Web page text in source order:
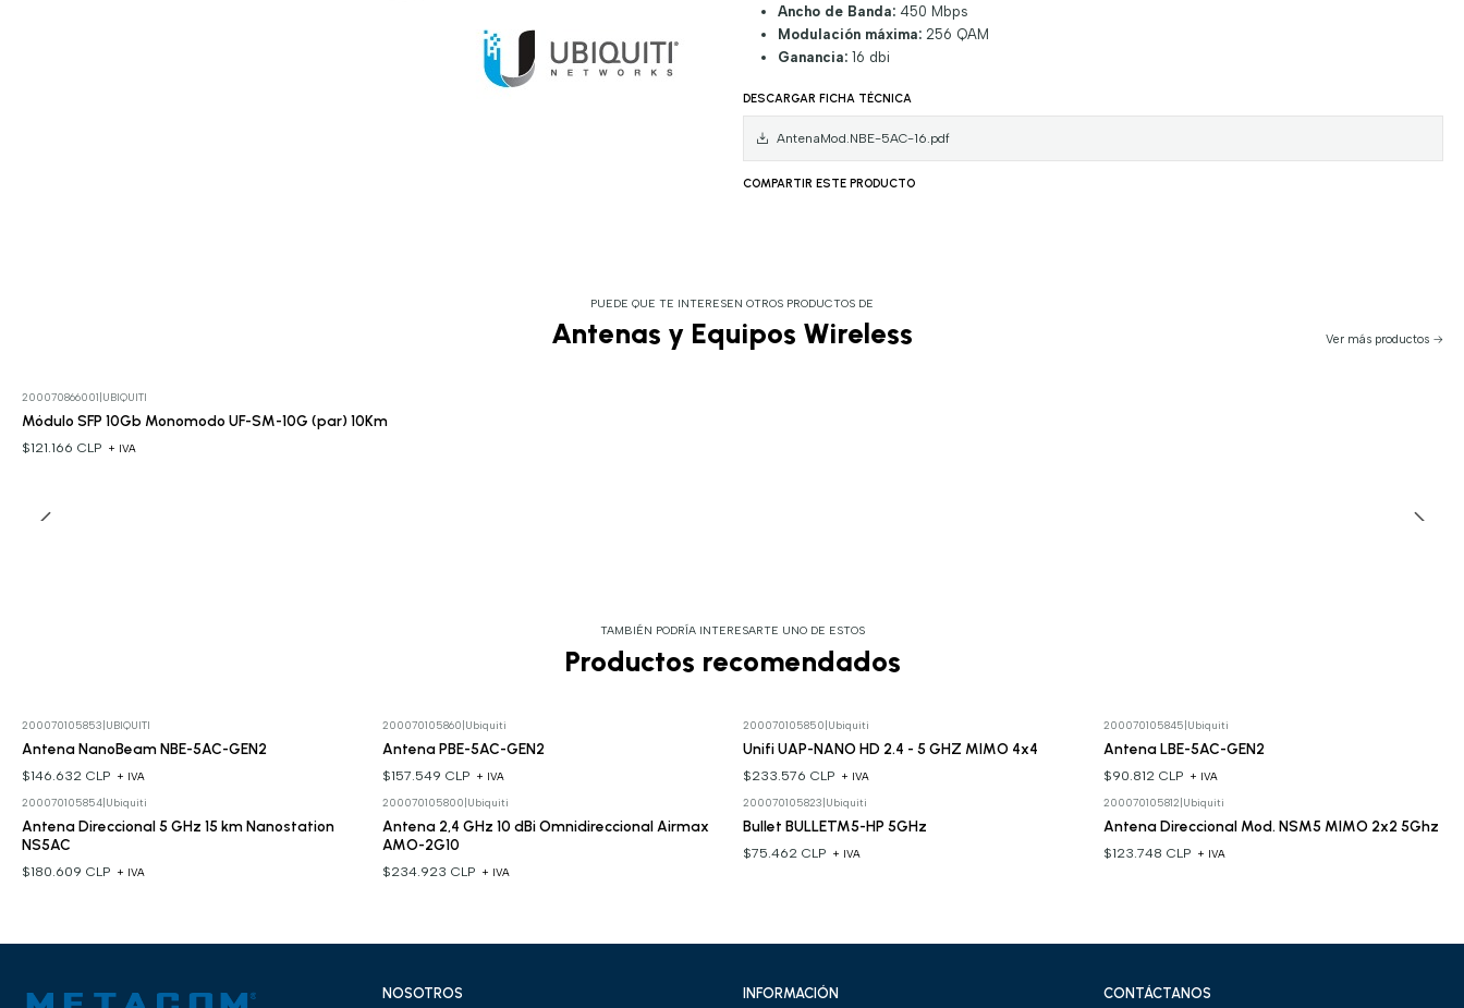
Ancho de Banda:450 Mbps
Modulación máxima:256 QAM
Ganancia:16 dbi
DESCARGAR FICHA TÉCNICA
AntenaMod.NBE-5AC-16.pdf
COMPARTIR ESTE PRODUCTO
PUEDE QUE TE INTERESEN OTROS PRODUCTOS DE
Antenas y Equipos Wireless Ver más productos
200070866001 UBIQUITI
Módulo SFP 10Gb Monomodo UF-SM-10G (par) 10Km
$121.166 CLP + IVA
TAMBIÉN PODRÍA INTERESARTE UNO DE ESTOS
Productos recomendados
200070105853 UBIQUITI
Antena NanoBeam NBE-5AC-GEN2
$146.632 CLP + IVA
200070105860 Ubiquiti
Antena PBE-5AC-GEN2
$157.549 CLP + IVA
200070105850 Ubiquiti
Unifi UAP-NANO HD 2.4 - 5 GHZ MIMO 4x4
$233.576 CLP + IVA
200070105845 Ubiquiti
Antena LBE-5AC-GEN2
$90.812 CLP + IVA
200070105854| Ubiquiti
Antena Direccional 5 GHz 15 km Nanostation
NS5AC
$180.609 CLP + IVA
200070105800 Ubiquiti
Antena 2,4 GHz 10 dBi Omnidireccional Airmax
AMO-2G10
$234.923 CLP + IVA
200070105823 Ubiquiti
Bullet BULLETM5-HP 5GHz
$75.462 CLP + IVA
200070105812 Ubiquiti
Antena Direccional Mod. NSM5 MIMO 2x2 5Ghz
$123.748 CLP + IVA
NOSOTROS INFORMACIÓN CONTÁCTANOS